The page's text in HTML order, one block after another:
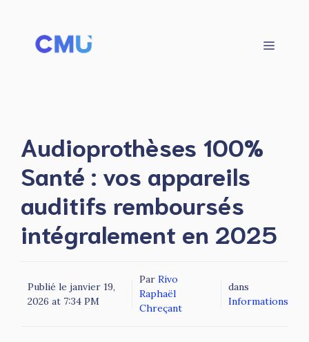
contenu
Menu
Audioprothèses 100%
Santé : vos appareils
auditifs remboursés
intégralement en 2025
Publié le janvier 19,
2026 at 7:34 PM
ParRivo
Raphaël
Chreçant
dans
Informations